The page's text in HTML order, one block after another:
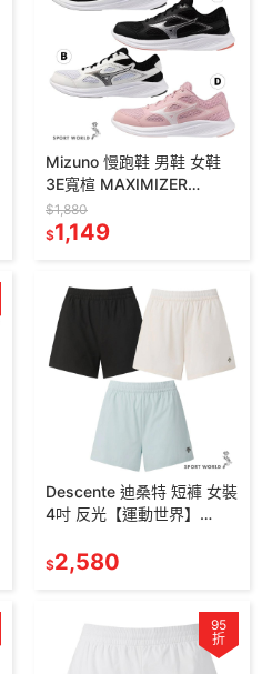
Mizuno 慢跑鞋 男鞋 女鞋
3E寬楦 MAXIMIZER
K1GA250003/02/21/23
$1,880
$1,149
Descente 迪桑特 短褲 女裝
4吋 反光【運動世界】
BLK0/IVY0/SKY0
$2,580
95
折